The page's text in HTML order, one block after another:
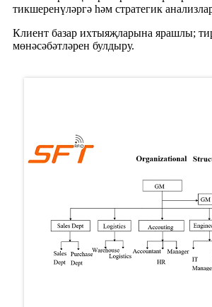
тикшеренүләргә һәм стратегик
Клиент базар ихтыяҗларына ярашлы;
мөнәсәбәтләрен булдыру.